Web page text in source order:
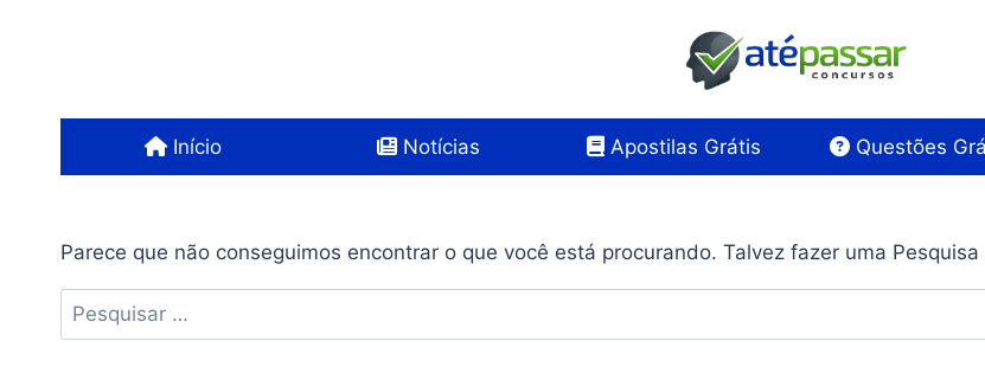
Início Notícias Apostilas Grátis Questões
Parece que não conseguimos encontrar o que você está procurando. Talvez fazer uma
Pesquisar
por: